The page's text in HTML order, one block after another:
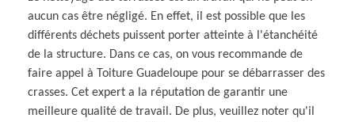
aucun cas être négligé. En effet, il est possible que les
différents déchets puissent porter atteinte à l'étanchéité
de la structure. Dans ce cas, on vous recommande de
faire appel à Toiture Guadeloupe pour se débarrasser des
crasses. Cet expert a la réputation de garantir une
meilleure qualité de travail. De plus, veuillez noter qu'il